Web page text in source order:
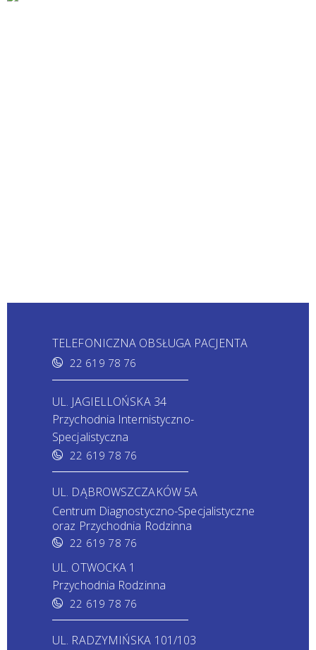
TELEFONICZNA OBSŁUGA PACJENTA
22 619 78 76
UL. JAGIELLOŃSKA 34
Przychodnia Internistyczno-
Specjalistyczna
22 619 78 76
UL. DĄBROWSZCZAKÓW 5A
Centrum Diagnostyczno-Specjalistyczne
oraz Przychodnia Rodzinna
22 619 78 76
UL. OTWOCKA 1
Przychodnia Rodzinna
22 619 78 76
UL. RADZYMIŃSKA 101/103